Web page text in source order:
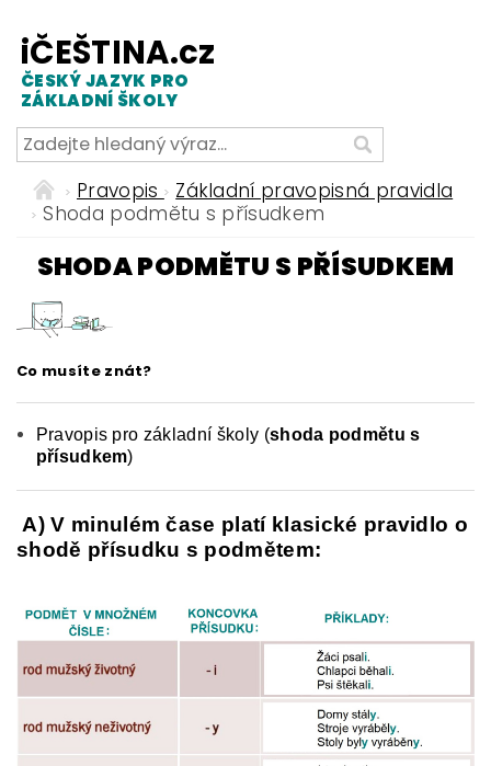
iČEŠTINA.cz
ČESKÝ JAZYK PRO
ZÁKLADNÍ ŠKOLY
Pravopis
Základní pravopisná pravidla
Shoda podmětu s přísudkem
SHODA PODMĚTU S PŘÍSUDKEM
Co musíte znát?
Pravopis pro základní školy (shoda podmětu s
přísudkem)
A) V minulém čase platí klasické pravidlo o
shodě přísudku s podmětem: